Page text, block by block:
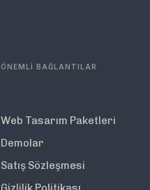
ÖNEMLİ BAĞLANTILAR
Web Tasarım Paketleri
Demolar
Satış Sözleşmesi